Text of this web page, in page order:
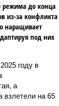
режима до конца
из-за конфликта
наращивает
под них
году в
а
взлетели на 65